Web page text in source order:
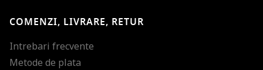
COMENZI, LIVRARE, RETUR
Intrebari frecvente
Metode de plata